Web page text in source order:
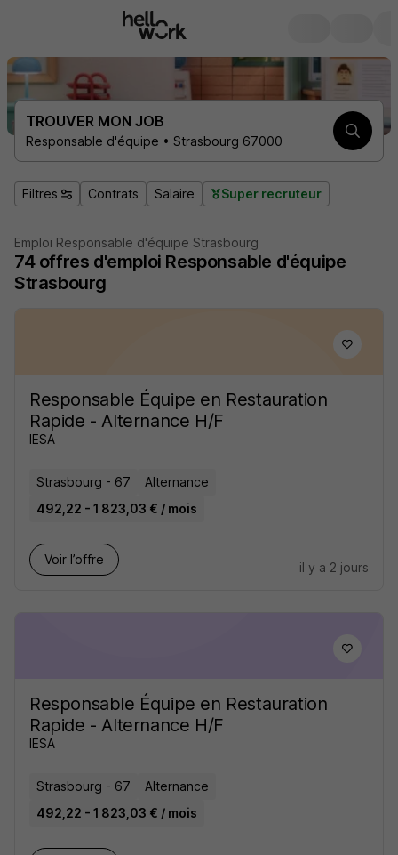
TROUVER MON JOB
Responsable d'équipe • Strasbourg 67000
Filtres Contrats Salaire Super recruteur
Emploi Responsable d'équipe Strasbourg
74 offres d'emploi Responsable d'équipe
Strasbourg
Responsable Équipe en Restauration
Rapide - Alternance H/F
IESA
Strasbourg - 67
Alternance
492,22 - 1 823,03 € / mois
Voir l’offre
il y a 2 jours
Responsable Équipe en Restauration
Rapide - Alternance H/F
IESA
Strasbourg - 67
Alternance
492,22 - 1 823,03 € / mois